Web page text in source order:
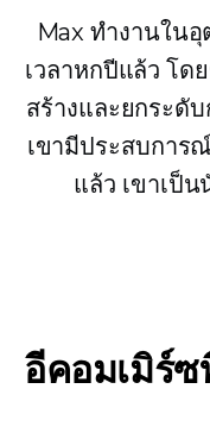
Max ทำงานใน
เวลาหกปีแล้ว โด
สร้างและยกระดั
เขามีประสบการ
แล้ว เขาเป็น
อีคอมเมิร์